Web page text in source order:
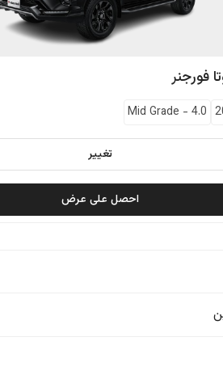
فورجنر
Mid Grade - 4.0
تغيير
احصل على عرض